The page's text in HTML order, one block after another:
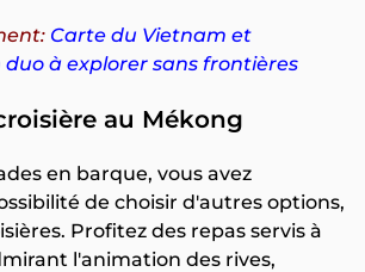
Carte du Vietnam et
duo à explorer sans frontières
au Mékong
en barque, vous avez
de choisir d'autres options,
Profitez des repas servis à
l'animation des rives,